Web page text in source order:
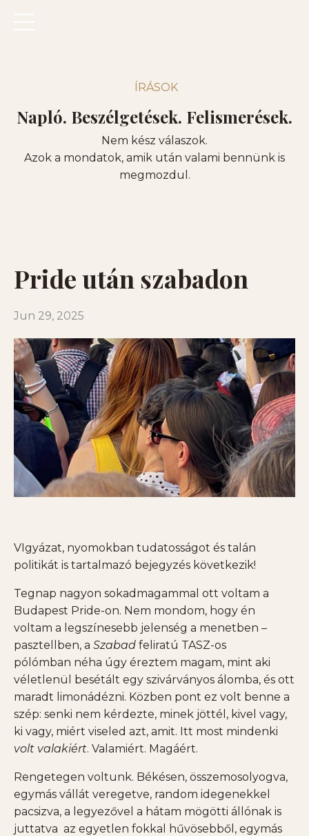
ÍRÁSOK
Napló. Beszélgetések. Felismerések.
Nem kész válaszok.
Azok a mondatok, amik után valami bennünk is
megmozdul.
Pride után szabadon
Jun 29, 2025
VIgyázat, nyomokban tudatosságot és talán
politikát is tartalmazó bejegyzés következik!
Tegnap nagyon sokadmagammal ott voltam a
Budapest Pride-on. Nem mondom, hogy én
voltam a legszínesebb jelenség a menetben –
pasztellben, a Szabad feliratú TASZ-os
pólómban néha úgy éreztem magam, mint aki
véletlenül besétált egy szivárványos álomba, és ott
maradt limonádézni. Közben pont ez volt benne a
szép: senki nem kérdezte, minek jöttél, kivel vagy,
ki vagy, miért viseled azt, amit. Itt most mindenki
volt valakiért. Valamiért. Magáért.
Rengetegen voltunk. Békésen, összemosolyogva,
egymás vállát veregetve, random idegenekkel
pacsizva, a legyezővel a hátam mögötti állónak is
juttatva az egyetlen fokkal hűvösebből, egymás